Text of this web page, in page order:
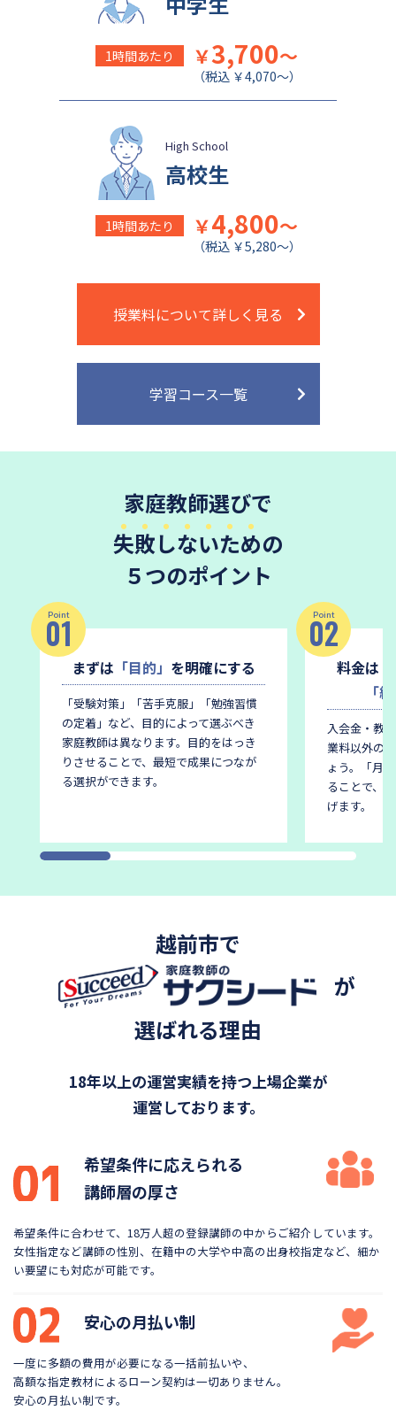
日本女子大学附属中学校 公文国際学園中等部
1時間あたり ￥3,700～
（税込 ￥4,070～）
High School
高校生
1時間あたり ￥4,800～
（税込 ￥5,280～）
授業料について詳しく見る
学習コース一覧
家庭教師選びで
失敗しないための
５つのポイント
Point
01
まずは 「目的」 を明確にする
「受験対策」「苦手克服」「勉強習慣
の定着」など、目的によって選ぶべき
家庭教師は異なります。 目的をはっき
りさせることで、最短で成果につなが
る選択ができます。
Point
02
料金は
「
入会金・教
業料以外の
ょう。
「月
ることで、
げます。
越前市で
が
選ばれる理由
18年以上の運営実績を持つ上場企業が
運営しております。
希望条件に応えられる
講師層の厚さ
希望条件に合わせて、18万人超の登録講師の中から ご紹介しています。
女性指定など講師の性別、在籍中の大学や中高の出身校指定など、細か
い要望にも対応が可能です。
安心の月払い制
一度に多額の費用が必要になる一括前払いや、
高額な指定教材によるローン契約は一切ありません。
安心の月払い制です。